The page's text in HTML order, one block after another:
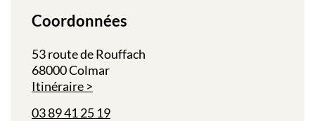
Coordonnées
53 route de Rouffach
68000 Colmar
Itinéraire
03 89 41 25 19